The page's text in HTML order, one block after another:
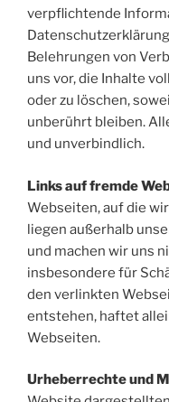
verpflichtende
Belehrungen von
uns vor, die Inhalte
oder zu löschen,
unberührt bleiben.
und unverbindlich.
Links auf fremde
Webseiten, auf die
liegen außerhalb
und machen wir uns
insbesondere für
den verlinkten
entstehen, haftet
Webseiten.
Urheberrechte und